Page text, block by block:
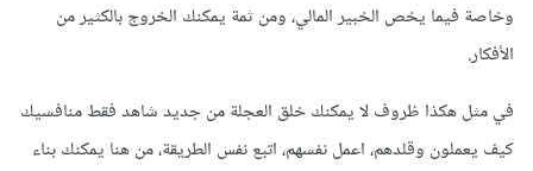
وخاصة فيما يخص الخبير المالي، ومن ثمة يمكنك الخروج بالكثير من
الأفكار.
في مثل هكذا ظروف لا يمكنك خلق العجلة من جديد شاهد فقط منافسيك
كيف يعملون وقلدهم، اعمل نفسهم، اتبع نفس الطريقة، من هنا يمكنك بناء